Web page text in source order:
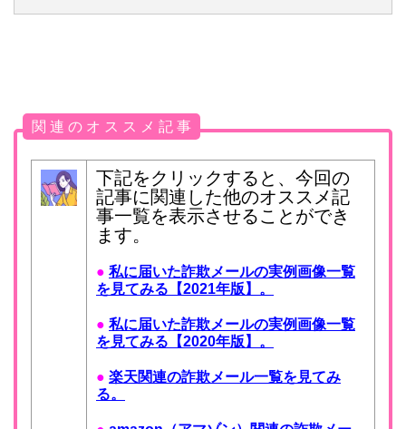
関 連 の オ ス ス メ 記 事
下記をクリックすると、今回の
記事に関連した他のオススメ記
事一覧を表示させることができ
ます。
● 私に届いた詐欺メールの実例画像一覧
を見てみる【2021年版】。
● 私に届いた詐欺メールの実例画像一覧
を見てみる【2020年版】。
● 楽天関連の詐欺メール一覧を見てみ
る。